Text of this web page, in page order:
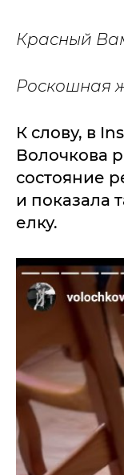
Красный
Роскошная
К слову, в
Волочкова
состояние
и
елку.